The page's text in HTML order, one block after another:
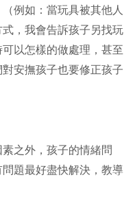
例如：當玩具被其他人
，我會告訴孩子另找玩
以怎樣的做處理，甚至
安撫孩子也要修正孩子
之外，孩子的情緒問
題最好盡快解決，教導